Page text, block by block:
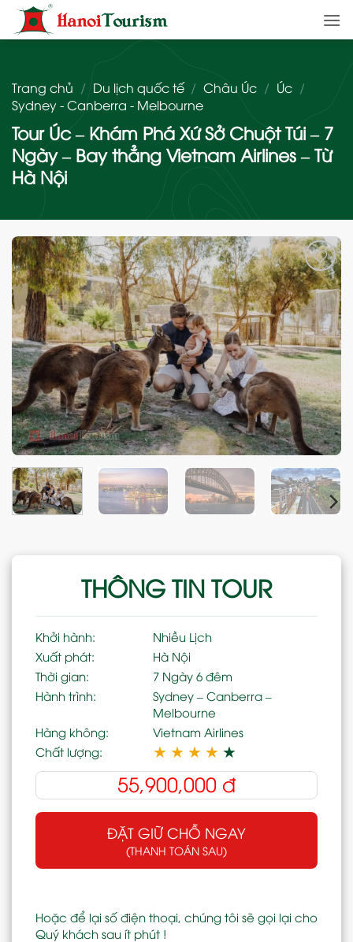
qua
nội
Trang chủ / Du lịch quốc tế / Châu Úc / Úc /
Sydney - Canberra - Melbourne
Tour Úc – Khám Phá Xứ Sở Chuột Túi – 7
Ngày – Bay thẳng Vietnam Airlines – Từ
Hà Nội
Add
to
wishlist
THÔNG TIN TOUR
Khởi hành:
Nhiều Lịch
Xuất phát:
Hà Nội
Thời gian:
7 Ngày 6 đêm
Hành trình:
Sydney – Canberra –
Melbourne
Hàng không:
Vietnam Airlines
Chất lượng:
★ ★ ★ ★ ★
55,900,000 đ
ĐẶT GIỮ CHỖ NGAY
(THANH TOÁN SAU)
Hoặc để lại số điện thoại, chúng tôi sẽ gọi lại cho
Quý khách sau ít phút !